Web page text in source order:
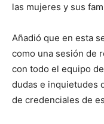
las mujeres y sus
Añadió que en esta
como una sesión de
con todo el equipo
dudas e inquietudes
de credenciales de